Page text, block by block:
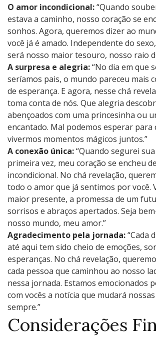
O amor incondicional:“Quando
estava a caminho, nosso coração se
sonhos. Agora, queremos dizer ao
você já é amado. Independente do
será nosso maior tesouro, nosso raio
A surpresa e alegria:“No dia em que
seríamos pais, o mundo pareceu mais
de esperança. E agora, nesse chá
toma conta de nós. Que alegria
abençoados com uma princesinha ou
encantado. Mal podemos esperar para
vivermos momentos mágicos juntos.”
A conexão única:“Quando segurei
primeira vez, meu coração se encheu
incondicional. No chá revelação,
todo o amor que já sentimos por você.
maior presente, a promessa de um
sorrisos e abraços apertados. Seja
nosso mundo, meu amor.”
Agradecimento pela jornada:“Cada
até aqui tem sido cheio de emoções,
esperanças. No chá revelação,
cada pessoa que caminhou ao nosso
nessa jornada. Estamos emocionados
com vocês a notícia que mudará
sempre.”
Considerações